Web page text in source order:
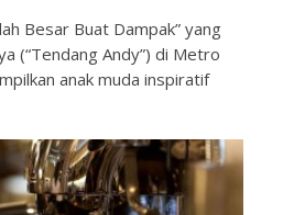
Besar Buat Dampak” yang
(“Tendang Andy”) di Metro
anak muda inspiratif